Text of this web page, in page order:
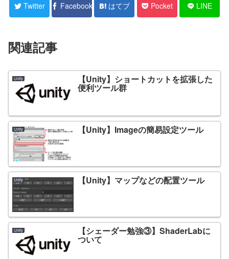
Twitter Facebook はてブ Pocket LINE
関連記事
Unity 【Unity】ショートカットを拡張した
便利ツール群
Unity 【Unity】Imageの簡易設定ツール
Unity 【Unity】マップなどの配置ツール
Unity 【シェーダー勉強③】ShaderLabに
ついて